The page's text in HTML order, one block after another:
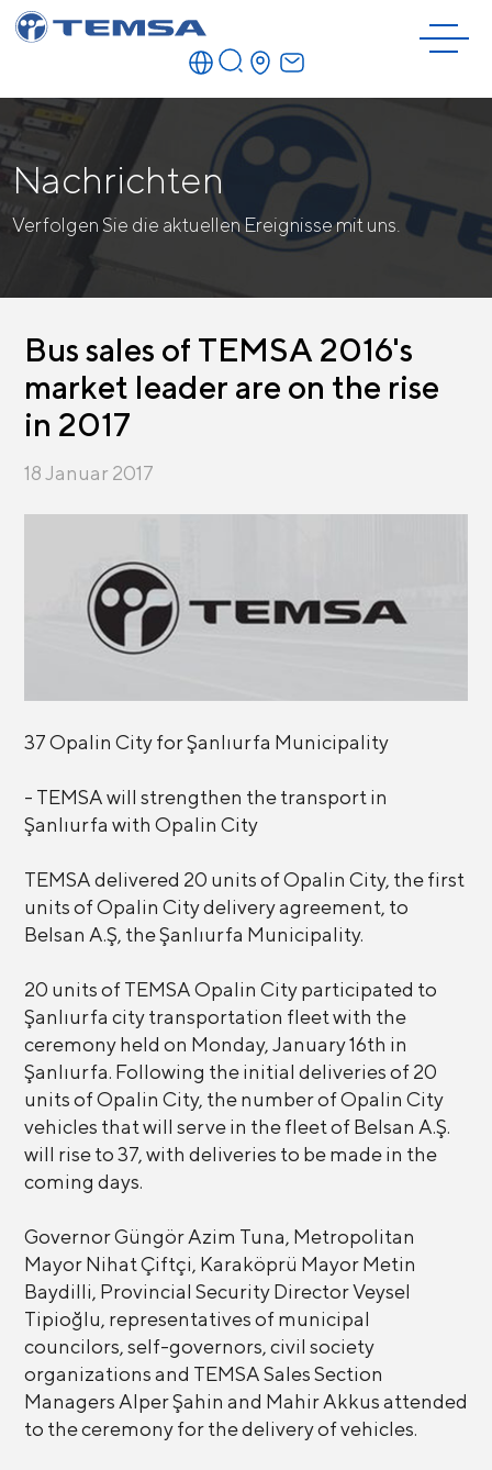
Nachrichten
Verfolgen Sie die aktuellen Ereignisse mit uns.
Bus sales of TEMSA 2016's
market leader are on the rise
in 2017
18 Januar 2017
37 Opalin City for Şanlıurfa Municipality
- TEMSA will strengthen the transport in
Şanlıurfa with Opalin City
TEMSA delivered 20 units of Opalin City, the first
units of Opalin City delivery agreement, to
Belsan A.Ş, the Şanlıurfa Municipality.
20 units of TEMSA Opalin City participated to
Şanlıurfa city transportation fleet with the
ceremony held on Monday, January 16th in
Şanlıurfa. Following the initial deliveries of 20
units of Opalin City, the number of Opalin City
vehicles that will serve in the fleet of Belsan A.Ş.
will rise to 37, with deliveries to be made in the
coming days.
Governor Güngör Azim Tuna, Metropolitan
Mayor Nihat Çiftçi, Karaköprü Mayor Metin
Baydilli, Provincial Security Director Veysel
Tipioğlu, representatives of municipal
councilors, self-governors, civil society
organizations and TEMSA Sales Section
Managers Alper Şahin and Mahir Akkus attended
to the ceremony for the delivery of vehicles.